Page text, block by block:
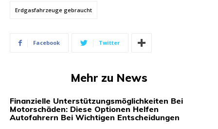
Erdgasfahrzeuge gebraucht
Facebook Twitter
Mehr zu News
Finanzielle Unterstützungsmöglichkeiten Bei
Motorschäden: Diese Optionen Helfen
Autofahrern Bei Wichtigen Entscheidungen